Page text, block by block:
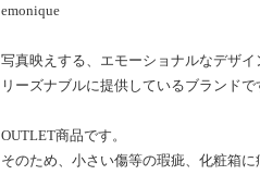
emonique
写真映えする、エモーショナルなデザ
リーズナブルに提供しているブランドで
OUTLET商品です。
そのため、小さい傷等の瑕疵、化粧箱